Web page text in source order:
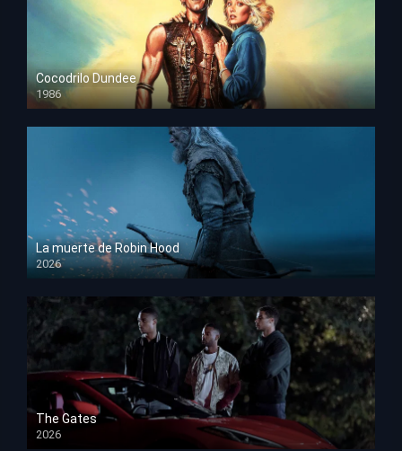
Cocodrilo Dundee
1986
HD 1080p
La muerte de Robin Hood
2026
HD 1080p
The Gates
2026
HD 1080p